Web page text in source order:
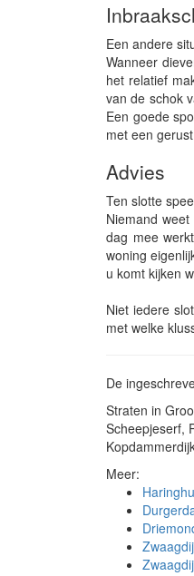
Een andere
Wanneer
het relatief
van de schok
Een goede
met een
Advies
Ten slotte
Niemand
dag mee
woning
u komt kijken
Niet iedere
met welke
De
Straten in
Scheepjeserf,
Meer: